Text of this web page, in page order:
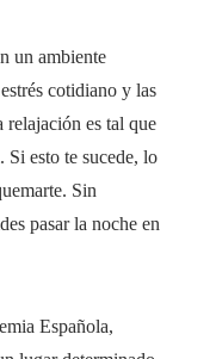
un ambiente
cotidiano y las
relajación es tal que
Si esto te sucede, lo
Sin
pasar la noche en
Española,